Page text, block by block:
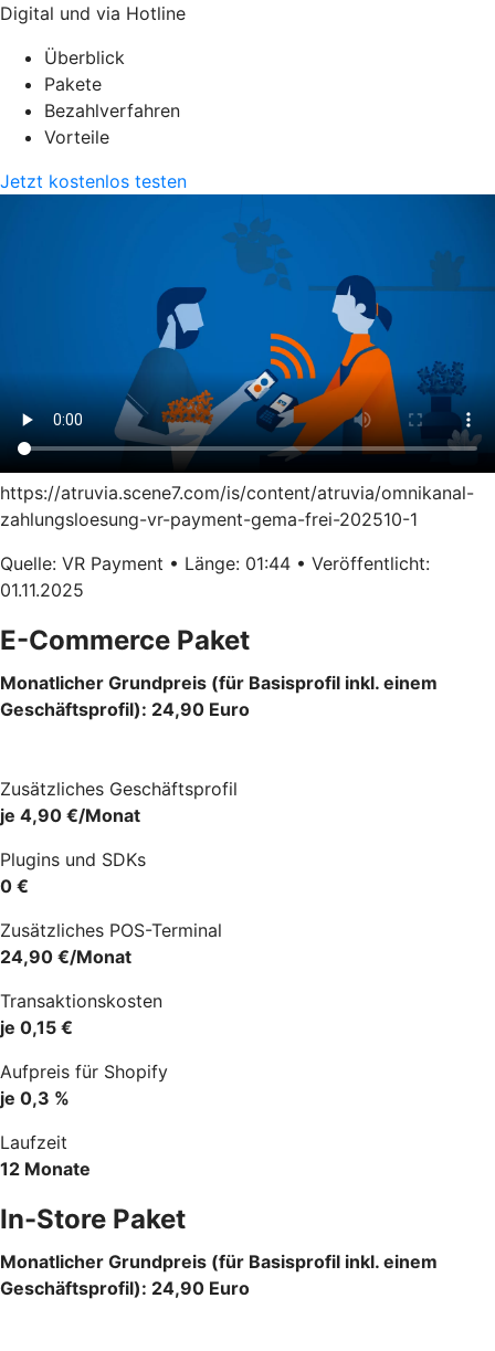
Digital und via Hotline
Überblick
Pakete
Bezahlverfahren
Vorteile
Jetzt kostenlos testen
https://atruvia.scene7.com/is/content/atruvia/omnikanal-
zahlungsloesung-vr-payment-gema-frei-202510-1
Quelle: VR Payment • Länge: 01:44 • Veröffentlicht:
01.11.2025
E-Commerce Paket
Monatlicher Grundpreis (für Basisprofil inkl. einem
Geschäftsprofil): 24,90 Euro
Zusätzliches Geschäftsprofil
je 4,90 €/Monat
Plugins und SDKs
0 €
Zusätzliches POS-Terminal
24,90 €/Monat
Transaktionskosten
je 0,15 €
Aufpreis für Shopify
je 0,3 %
Laufzeit
12 Monate
In-Store Paket
Monatlicher Grundpreis (für Basisprofil inkl. einem
Geschäftsprofil): 24,90 Euro